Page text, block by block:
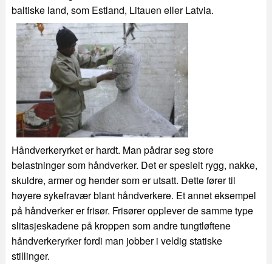
baltiske land, som Estland, Litauen eller Latvia.
Håndverkeryrket er hardt. Man pådrar seg store
belastninger som håndverker. Det er spesielt rygg, nakke,
skuldre, armer og hender som er utsatt. Dette fører til
høyere sykefravær blant håndverkere. Et annet eksempel
på håndverker er frisør. Frisører opplever de samme type
slitasjeskadene på kroppen som andre tungtløftene
håndverkeryrker fordi man jobber i veldig statiske
stillinger.